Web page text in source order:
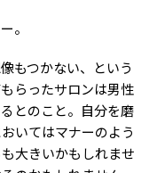
。
もつかない、という
らったサロンは男性
とのこと。自分を磨
いてはマナーのよう
大きいかもしれませ